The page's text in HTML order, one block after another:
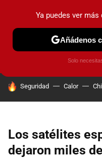
PRUEBAS COCHES
HOY SE HABLA DE
Seguridad Calor
Los satélites
dejaron miles
Ya puedes ver
Añádenos
Solo